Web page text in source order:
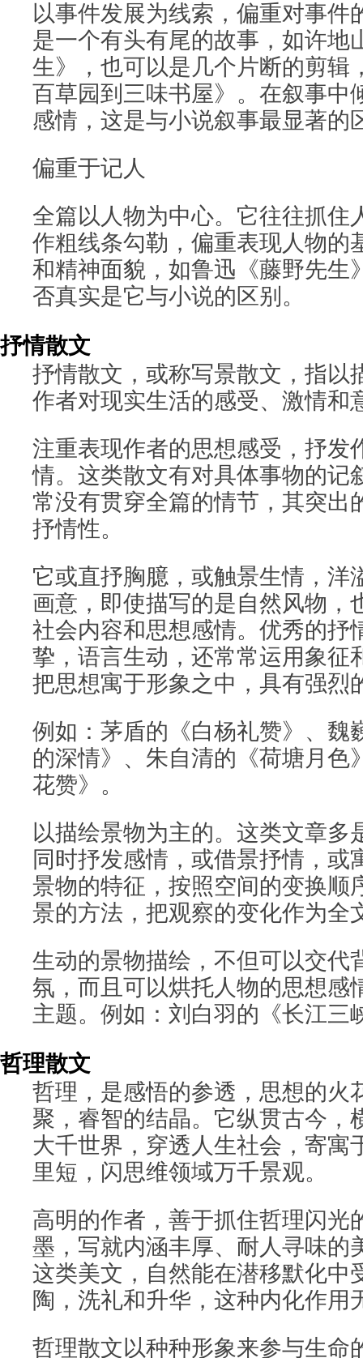
以事件发展为线索，偏重对事件
是一个有头有尾的故事，如许地
生》，也可以是几个片断的剪辑
百草园到三味书屋》。在叙事中
感情，这是与小说叙事最显著的
偏重于记人
全篇以人物为中心。它往往抓住
作粗线条勾勒，偏重表现人物的
和精神面貌，如鲁迅《藤野先生
否真实是它与小说的区别。
抒情散文
抒情散文，或称写景散文，指以
作者对现实生活的感受、激情和
注重表现作者的思想感受，抒发
情。这类散文有对具体事物的记
常没有贯穿全篇的情节，其突出
抒情性。
它或直抒胸臆，或触景生情，洋
画意，即使描写的是自然风物，
社会内容和思想感情。优秀的抒
挚，语言生动，还常常运用象征
把思想寓于形象之中，具有强烈
例如：茅盾的《白杨礼赞》、魏
的深情》、朱自清的《荷塘月色
花赞》。
以描绘景物为主的。这类文章多
同时抒发感情，或借景抒情，或
景物的特征，按照空间的变换顺
景的方法，把观察的变化作为全
生动的景物描绘，不但可以交代
氛，而且可以烘托人物的思想感
主题。例如：刘白羽的《长江三
哲理散文
哲理，是感悟的参透，思想的火
聚，睿智的结晶。它纵贯古今，
大千世界，穿透人生社会，寄寓
里短，闪思维领域万千景观。
高明的作者，善于抓住哲理闪光
墨，写就内涵丰厚、耐人寻味的
这类美文，自然能在潜移默化中
陶，洗礼和升华，这种内化作用
哲理散文以种种形象来参与生命